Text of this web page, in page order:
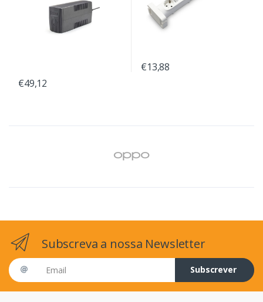
€49,12
€13,88
Subscreva a nossa Newsletter
Email address
Subscrever